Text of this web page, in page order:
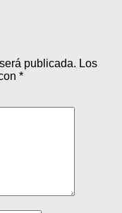
publicada. Los
*